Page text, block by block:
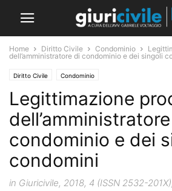
Home Diritto Civile Condominio
dell’amministratore di condominio e dei singoli
Diritto Civile Condominio
Legittimazione
condominio e dei
condomini
in Giuricivile, 2018, 4 (ISSN 2532-